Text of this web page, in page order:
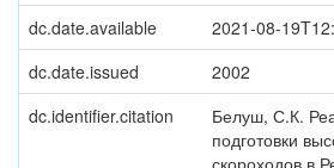
dc.date.available
2021-08-
dc.date.issued
2002
dc.identifier.citation
Белуш, С.К.
подготовки
скороходов в